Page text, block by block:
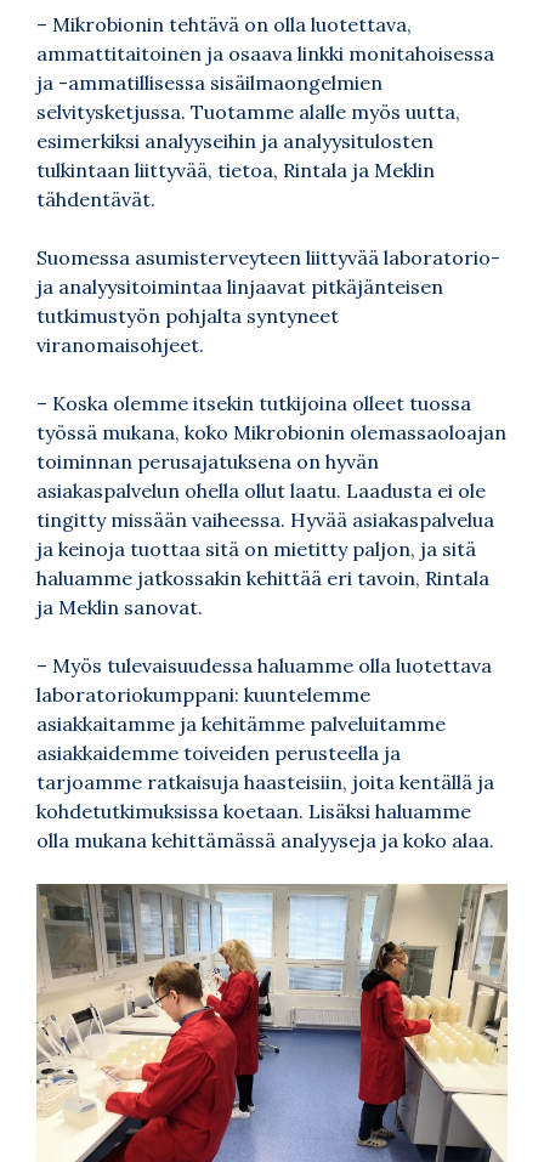
– Mikrobionin tehtävä on olla luotettava,
ammattitaitoinen ja osaava linkki monitahoisessa
ja -ammatillisessa sisäilmaongelmien
selvitysketjussa. Tuotamme alalle myös uutta,
esimerkiksi analyyseihin ja analyysitulosten
tulkintaan liittyvää, tietoa, Rintala ja Meklin
tähdentävät.
Suomessa asumisterveyteen liittyvää laboratorio-
ja analyysitoimintaa linjaavat pitkäjänteisen
tutkimustyön pohjalta syntyneet
viranomaisohjeet.
– Koska olemme itsekin tutkijoina olleet tuossa
työssä mukana, koko Mikrobionin olemassaoloajan
toiminnan perusajatuksena on hyvän
asiakaspalvelun ohella ollut laatu. Laadusta ei ole
tingitty missään vaiheessa. Hyvää asiakaspalvelua
ja keinoja tuottaa sitä on mietitty paljon, ja sitä
haluamme jatkossakin kehittää eri tavoin, Rintala
ja Meklin sanovat.
– Myös tulevaisuudessa haluamme olla luotettava
laboratoriokumppani: kuuntelemme
asiakkaitamme ja kehitämme palveluitamme
asiakkaidemme toiveiden perusteella ja
tarjoamme ratkaisuja haasteisiin, joita kentällä ja
kohdetutkimuksissa koetaan. Lisäksi haluamme
olla mukana kehittämässä analyyseja ja koko alaa.